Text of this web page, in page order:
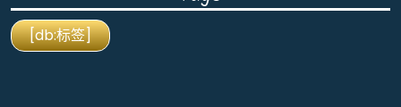
[db:标签]